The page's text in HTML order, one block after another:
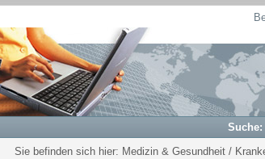
Sie befinden sich hier: Medizin & Gesundheit /